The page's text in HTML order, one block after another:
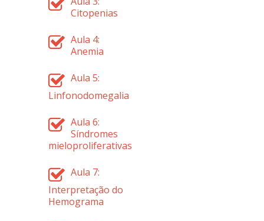
Citopenias
Aula 4:
Anemia
Aula 5:
Linfonodomegalia
Aula 6:
Síndromes
mieloproliferativas
Aula 7:
Interpretação do
Hemograma